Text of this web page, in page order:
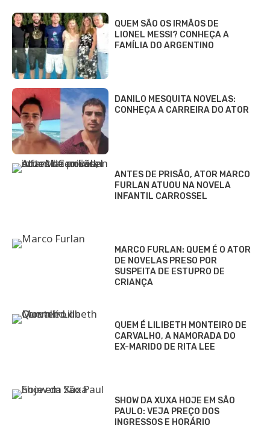
QUEM SÃO OS IRMÃOS DE
LIONEL MESSI? CONHEÇA A
FAMÍLIA DO ARGENTINO
DANILO MESQUITA NOVELAS:
CONHEÇA A CARREIRA DO ATOR
ANTES DE PRISÃO, ATOR MARCO
FURLAN ATUOU NA NOVELA
INFANTIL CARROSSEL
MARCO FURLAN: QUEM É O ATOR
DE NOVELAS PRESO POR
SUSPEITA DE ESTUPRO DE
CRIANÇA
QUEM É LILIBETH MONTEIRO DE
CARVALHO, A NAMORADA DO
EX-MARIDO DE RITA LEE
SHOW DA XUXA HOJE EM SÃO
PAULO: VEJA PREÇO DOS
INGRESSOS E HORÁRIO